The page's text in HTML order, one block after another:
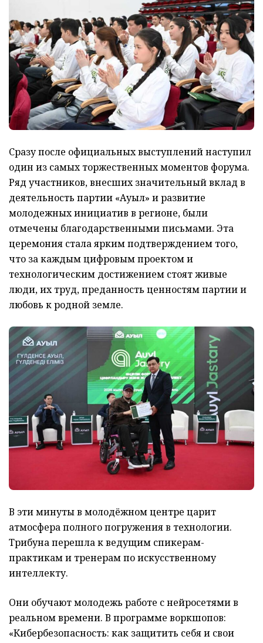
Сразу после официальных выступлений наступил
один из самых торжественных моментов форума.
Ряд участников, внесших значительный вклад в
деятельность партии «Ауыл» и развитие
молодежных инициатив в регионе, были
отмечены благодарственными письмами. Эта
церемония стала ярким подтверждением того,
что за каждым цифровым проектом и
технологическим достижением стоят живые
люди, их труд, преданность ценностям партии и
любовь к родной земле.
В эти минуты в молодёжном центре царит
атмосфера полного погружения в технологии.
Трибуна перешла к ведущим спикерам-
практикам и тренерам по искусственному
интеллекту.
Они обучают молодежь работе с нейросетями в
реальном времени. В программе воркшопов:
«Кибербезопасность: как защитить себя и свои